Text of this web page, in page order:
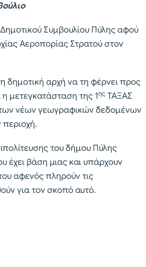
Συμβουλίου Πύλης αφού
Αεροπορίας Στρατού στον
δημοτική αρχή να τη φέρνει προς
η μετεγκατάσταση της 1ης ΤΑΞΑΣ
νέων γεωγραφικών δεδομένων
του δήμου Πύλης
έχει βάση μιας και υπάρχουν
αφενός πληρούν τις
για τον σκοπό αυτό.